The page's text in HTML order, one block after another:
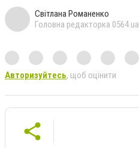
Світлана Романенко
Головна редакторка 0564.ua
Авторизуйтесь, щоб оцінити